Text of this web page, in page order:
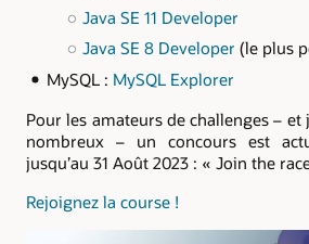
Java SE 11 Developer
Java SE 8 Developer (le plus
MySQL : MySQL Explorer
Pour les amateurs de challenges – et
nombreux – un concours est
jusqu’au 31 Août 2023 : « Join the
Rejoignez la course !